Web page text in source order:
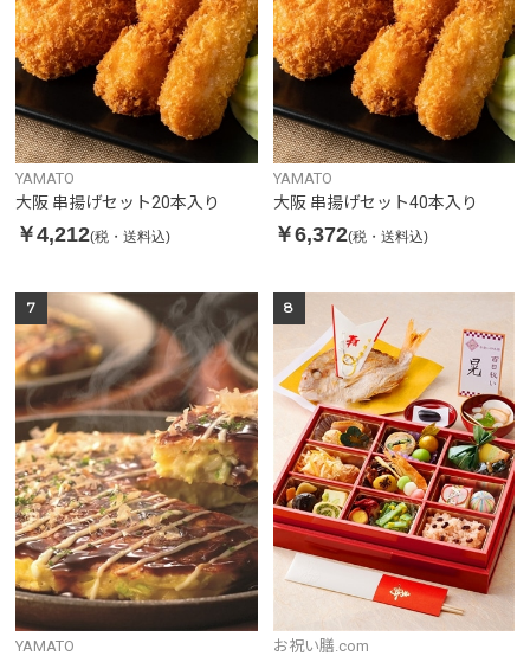
YAMATO
大阪 串揚げセット20本入り
￥4,212(税・送料込)
YAMATO
大阪 串揚げセット40本入り
￥6,372(税・送料込)
7
YAMATO
8
お祝い膳.com